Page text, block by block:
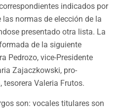
indicados por
las normas de elección de la
presentado otra lista. La
de la siguiente
Pedrozo, vice-Presidente
Zajaczkowski, pro-
tesorera Valeria Frutos.
son: vocales titulares son